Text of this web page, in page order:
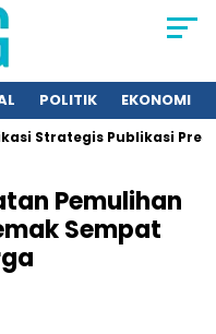
POLITIK EKONOMI
Publikasi Press Release
Pemulihan
Sempat